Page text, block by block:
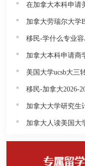
在加拿大本科申请
加拿大劳瑞尔大学
移民-学什么专业
加拿大本科申请商
美国大学ucsb大三
移民-加拿大2026-
加拿大大学研究生
加拿大人读美国大